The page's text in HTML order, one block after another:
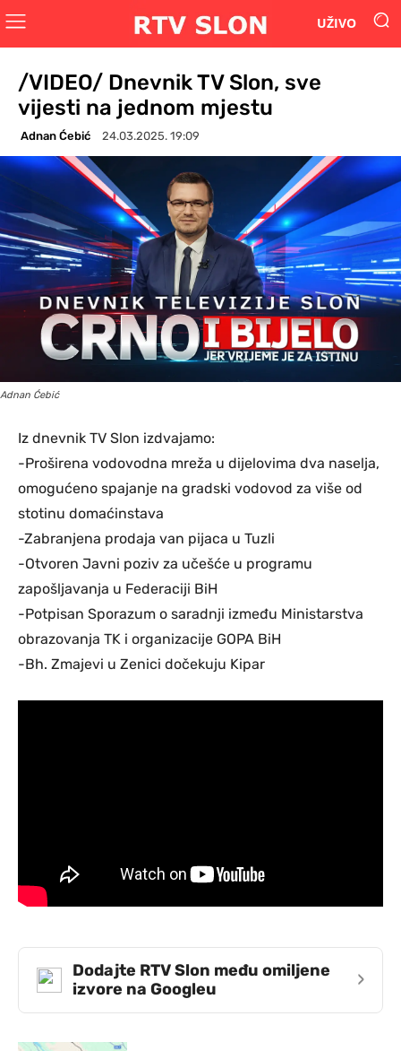
UŽIVO
/VIDEO/ Dnevnik TV Slon, sve
vijesti na jednom mjestu
Adnan Ćebić 24.03.2025. 19:09
Adnan Ćebić
Iz dnevnik TV Slon izdvajamo:
-Proširena vodovodna mreža u dijelovima dva naselja,
omogućeno spajanje na gradski vodovod za više od
stotinu domaćinstava
-Zabranjena prodaja van pijaca u Tuzli
-Otvoren Javni poziv za učešće u programu
zapošljavanja u Federaciji BiH
-Potpisan Sporazum o saradnji između Ministarstva
obrazovanja TK i organizacije GOPA BiH
-Bh. Zmajevi u Zenici dočekuju Kipar
Dodajte RTV Slon među omiljene
izvore na Googleu
›